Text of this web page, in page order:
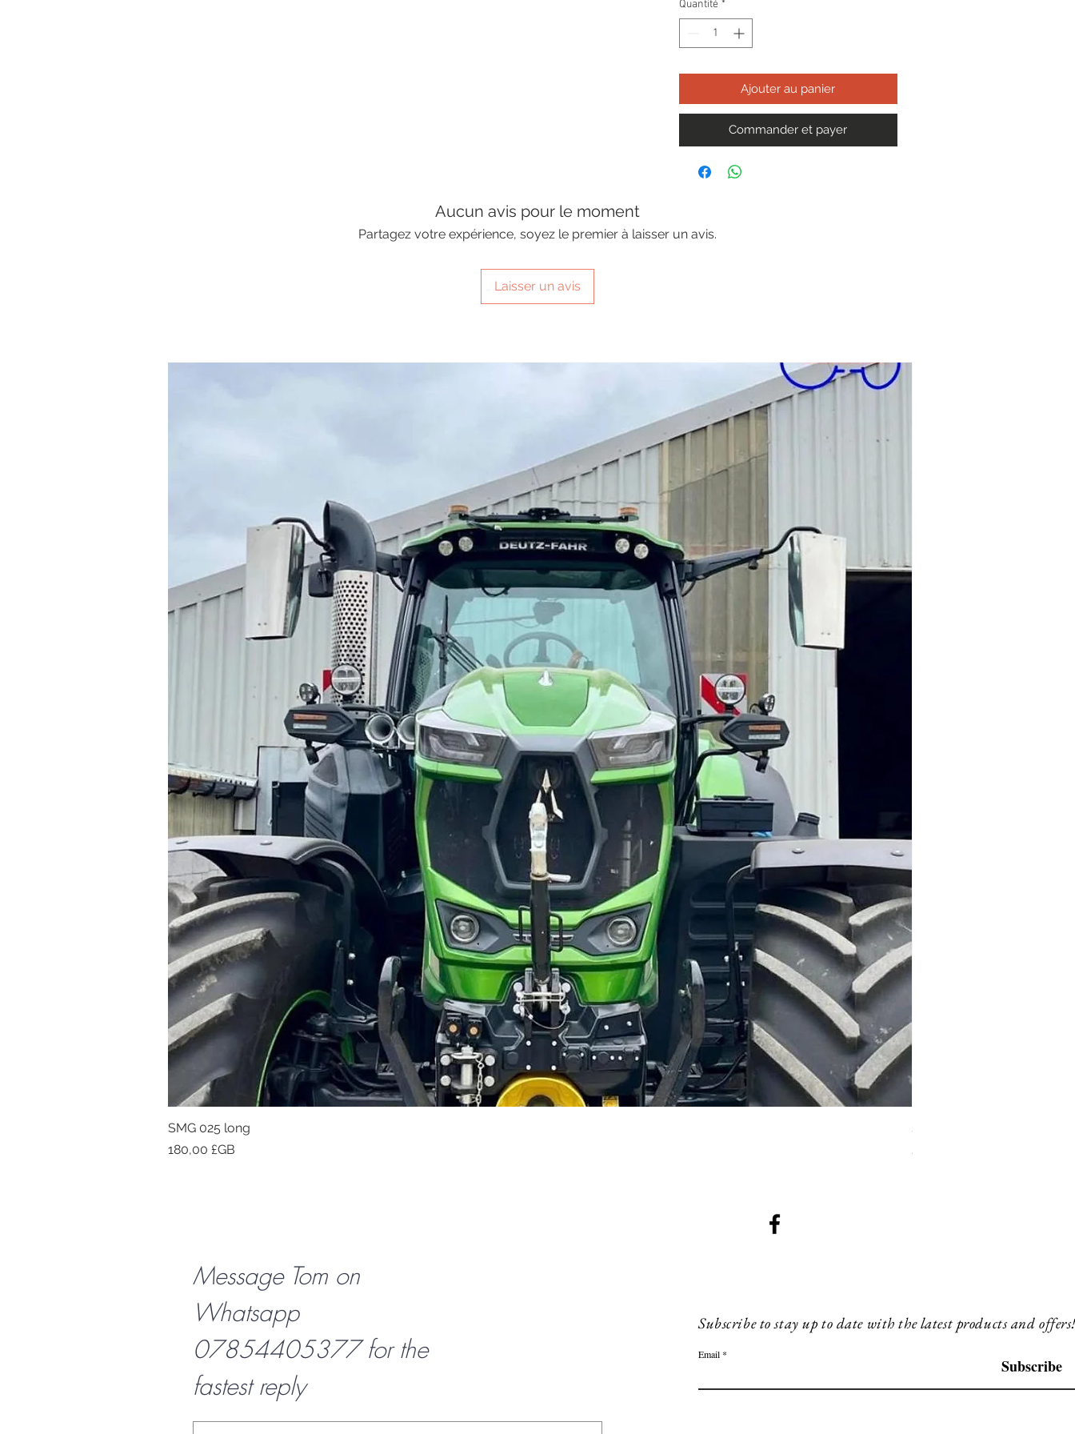
Quantité *
Ajouter au panier
Commander et payer
Aucun avis pour le moment
Partagez votre expérience, soyez le premier à laisser un avis.
Laisser un avis
SMG 025 long
Prix
180,00 £GB
SMG 008 stainless and
200,00 £GB
Message Tom on
Whatsapp
07854405377 for the
fastest reply
Subscribe to stay up to date with the latest products and
Email
Subscribe